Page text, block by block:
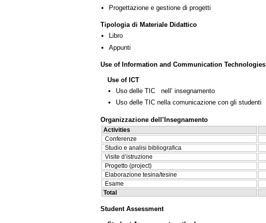
Progettazione e gestione di progetti
Tipologia di Materiale Didattico
Libro
Appunti
Use of Information and Communication Technologies
Use of ICT
Uso delle TIC nell’ insegnamento
Uso delle TIC nella comunicazione con gli studenti
Organizzazione dell’Insegnamento
Activities
Conferenze
Studio e analisi bibliografica
Visite d’istruzione
Progetto (project)
Elaborazione tesina/tesine
Esame
Total
Student Assessment